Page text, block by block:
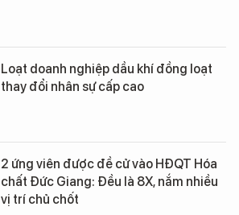
Loạt doanh nghiệp dầu khí đồng loạt
thay đổi nhân sự cấp cao
2 ứng viên được đề cử vào HĐQT Hóa
chất Đức Giang: Đều là 8X, nắm nhiều
vị trí chủ chốt